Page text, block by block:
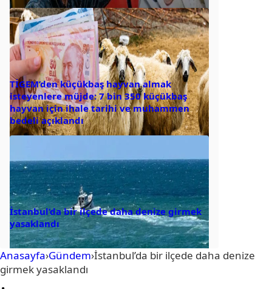
TİGEM’den küçükbaş hayvan almak
isteyenlere müjde: 7 bin 350 küçükbaş
hayvan için ihale tarihi ve muhammen
bedeli açıklandı
İstanbul’da bir ilçede daha denize girmek
yasaklandı
Anasayfa›Gündem›İstanbul’da bir ilçede daha denize
girmek yasaklandı